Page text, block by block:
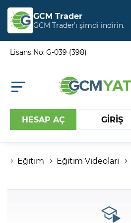
GCM Trader
GCM Trader’ı şimdi indirin.
Lisans No: G-039 (398)
HESAP AÇ GİRİŞ
Hesap numaranız
Şifreniz
Eğitim Eğitim Videolari